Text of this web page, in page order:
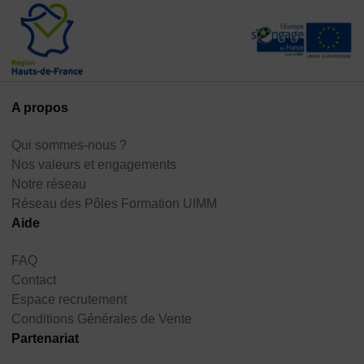
A propos
Qui sommes-nous ?
Nos valeurs et engagements
Notre réseau
Réseau des Pôles Formation UIMM
Aide
FAQ
Contact
Espace recrutement
Conditions Générales de Vente
Partenariat